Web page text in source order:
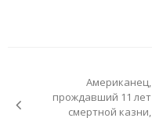
Американец,
прождавший 11 лет
смертной казни,